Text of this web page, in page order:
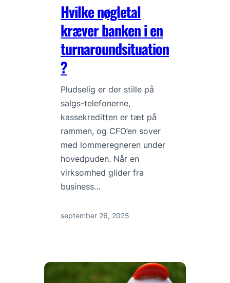
Hvilke nøgletal
kræver banken i en
turnaroundsituation
?
Pludselig er der stille på
salgs-telefonerne,
kassekreditten er tæt på
rammen, og CFO’en sover
med lommeregneren under
hovedpuden. Når en
virksomhed glider fra
business…
september 26, 2025